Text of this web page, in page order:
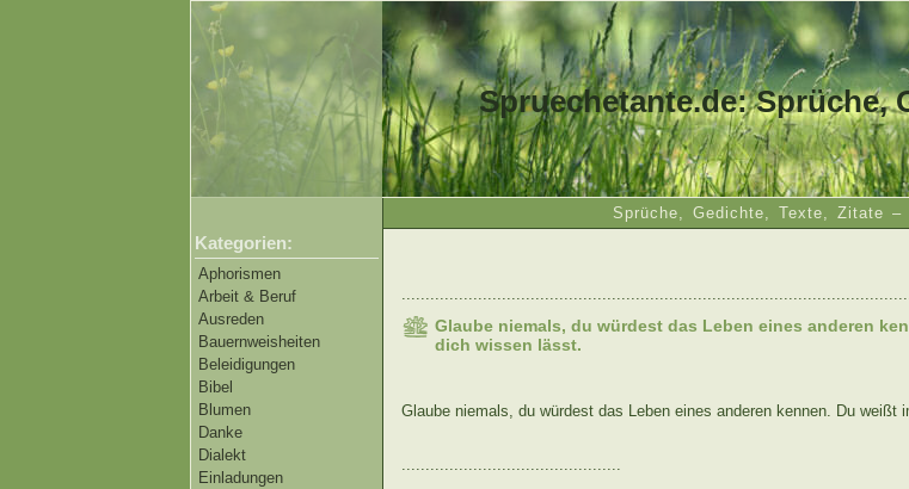
Spruechetante.de: Sprüche,
Sprüche, Gedichte, Texte, Zitate –
Kategorien:
Aphorismen
Arbeit & Beruf
Ausreden
Bauernweisheiten
Beleidigungen
Bibel
Blumen
Danke
Dialekt
Einladungen
Glaube niemals, du würdest das Leben eines anderen
dich wissen lässt.
Glaube niemals, du würdest das Leben eines anderen kennen. Du
..............................................